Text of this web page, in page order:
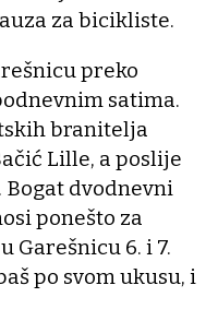
za bicikliste.
preko
satima.
branitelja
Lille, a poslije
Bogat dvodnevni
ponešto za
Garešnicu 6. i 7.
po svom ukusu, i